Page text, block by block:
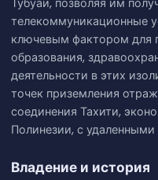
Тубуаи, позволяя им
телекоммуникационные
ключевым фактором для
образования,
деятельности в этих
точек приземления
соединения Тахити,
Полинезии, с
Владение и история